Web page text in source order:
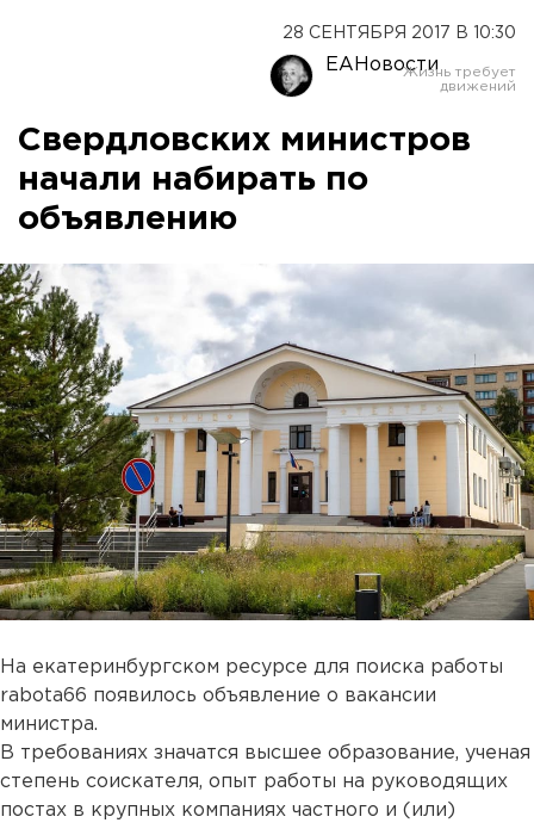
28 СЕНТЯБРЯ 2017 В 10:30
ЕАНовости
Свердловских министров
начали набирать по
объявлению
На екатеринбургском ресурсе для поиска работы
rabota66 появилось объявление о вакансии
министра.
В требованиях значатся высшее образование, ученая
степень соискателя, опыт работы на руководящих
постах в крупных компаниях частного и (или)